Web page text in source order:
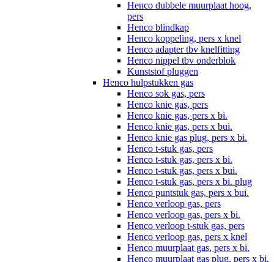
Henco dubbele muurplaat hoog,
pers
Henco blindkap
Henco koppeling, pers x knel
Henco adapter tbv knelfitting
Henco nippel tbv onderblok
Kunststof pluggen
Henco hulpstukken gas
Henco sok gas, pers
Henco knie gas, pers
Henco knie gas, pers x bi.
Henco knie gas, pers x bui.
Henco knie gas plug, pers x bi.
Henco t-stuk gas, pers
Henco t-stuk gas, pers x bi.
Henco t-stuk gas, pers x bui.
Henco t-stuk gas, pers x bi. plug
Henco puntstuk gas, pers x bui.
Henco verloop gas, pers
Henco verloop gas, pers x bi.
Henco verloop t-stuk gas, pers
Henco verloop gas, pers x knel
Henco muurplaat gas, pers x bi.
Henco muurplaat gas plug, pers x bi.